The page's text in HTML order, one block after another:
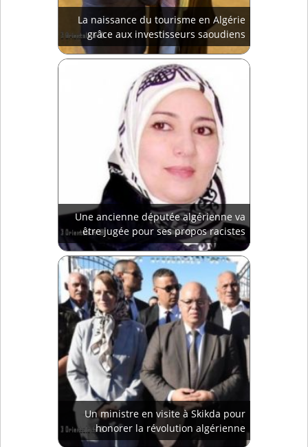
La naissance du tourisme en Algérie
grâce aux investisseurs saoudiens
Une ancienne députée algérienne va
être jugée pour ses propos racistes
Un ministre en visite à Skikda pour
honorer la révolution algérienne